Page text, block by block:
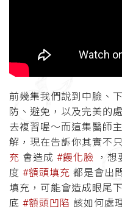
前幾集我們說到中臉、
防、避免，以及完美的
去複習喔～而這集醫師
解，現在告訴你其實不
充 會造成 #饅化臉 ，
度 #額頭填充 都是會出
填充，可能會造成眼尾
底 #額頭凹陷 該如何處